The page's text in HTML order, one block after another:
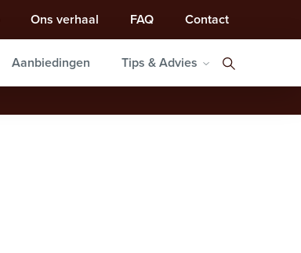
Ons verhaal FAQ Contact
Aanbiedingen Tips & Advies